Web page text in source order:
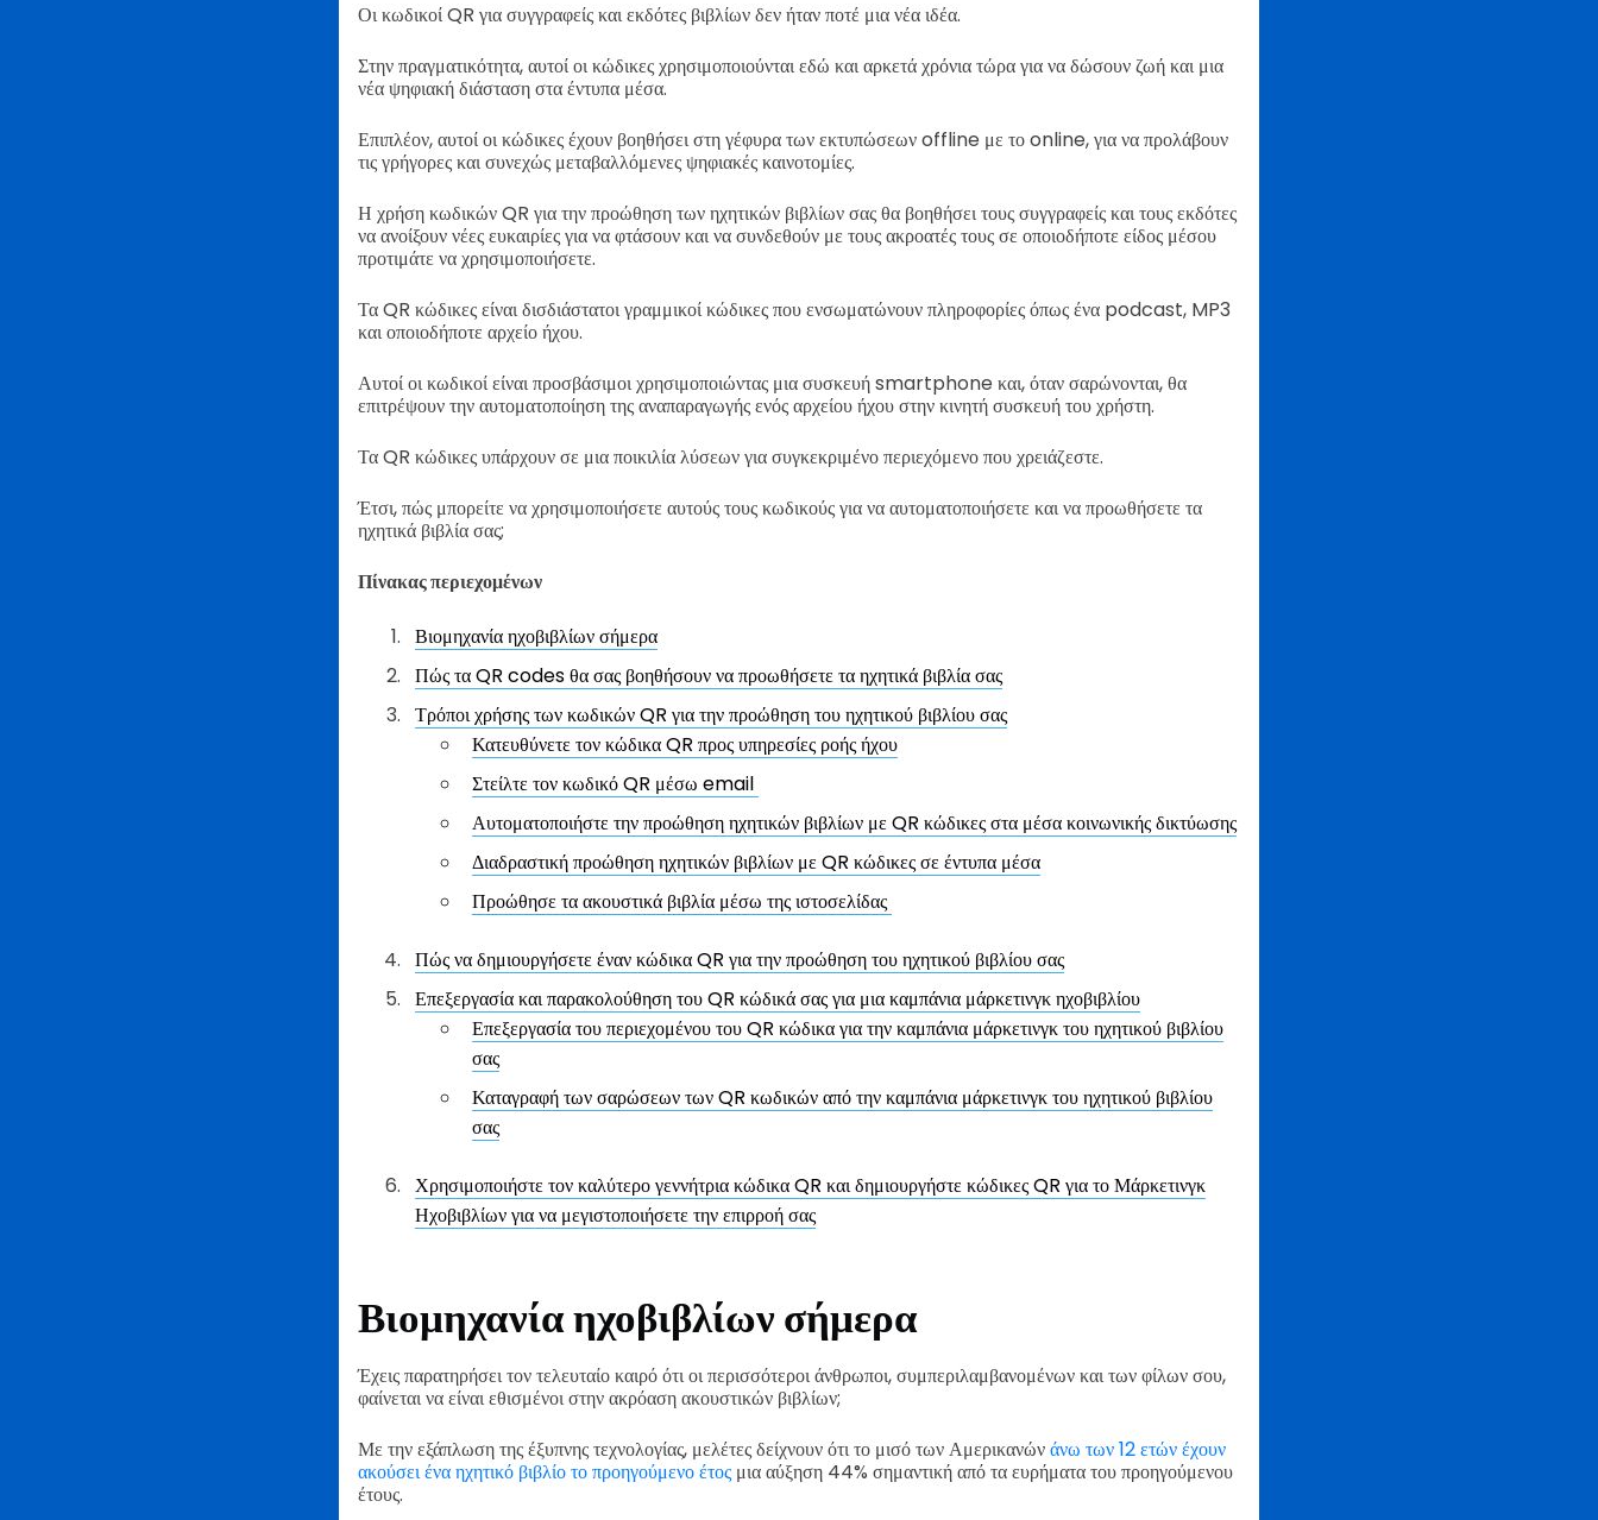
Οι κωδικοί QR για συγγραφείς και εκδότες βιβλίων δεν ήταν ποτέ μια νέα ιδέα.
Στην πραγματικότητα, αυτοί οι κώδικες χρησιμοποιούνται εδώ και αρκετά χρόνια τώρα για να δώσουν ζωή και μια
νέα ψηφιακή διάσταση στα έντυπα μέσα.
Επιπλέον, αυτοί οι κώδικες έχουν βοηθήσει στη γέφυρα των εκτυπώσεων offline με το online, για να προλάβουν
τις γρήγορες και συνεχώς μεταβαλλόμενες ψηφιακές καινοτομίες.
Η χρήση κωδικών QR για την προώθηση των ηχητικών βιβλίων σας θα βοηθήσει τους συγγραφείς και τους εκδότες
να ανοίξουν νέες ευκαιρίες για να φτάσουν και να συνδεθούν με τους ακροατές τους σε οποιοδήποτε είδος μέσου
προτιμάτε να χρησιμοποιήσετε.
Τα QR κώδικες είναι δισδιάστατοι γραμμικοί κώδικες που ενσωματώνουν πληροφορίες όπως ένα podcast, MP3
και οποιοδήποτε αρχείο ήχου.
Αυτοί οι κωδικοί είναι προσβάσιμοι χρησιμοποιώντας μια συσκευή smartphone και, όταν σαρώνονται, θα
επιτρέψουν την αυτοματοποίηση της αναπαραγωγής ενός αρχείου ήχου στην κινητή συσκευή του χρήστη.
Τα QR κώδικες υπάρχουν σε μια ποικιλία λύσεων για συγκεκριμένο περιεχόμενο που χρειάζεστε.
Έτσι, πώς μπορείτε να χρησιμοποιήσετε αυτούς τους κωδικούς για να αυτοματοποιήσετε και να προωθήσετε τα
ηχητικά βιβλία σας;
Πίνακας περιεχομένων
Βιομηχανία ηχοβιβλίων σήμερα
Πώς τα QR codes θα σας βοηθήσουν να προωθήσετε τα ηχητικά βιβλία σας
Τρόποι χρήσης των κωδικών QR για την προώθηση του ηχητικού βιβλίου σας
Κατευθύνετε τον κώδικα QR προς υπηρεσίες ροής ήχου
Στείλτε τον κωδικό QR μέσω email
Αυτοματοποιήστε την προώθηση ηχητικών βιβλίων με QR κώδικες στα μέσα κοινωνικής δικτύωσης
Διαδραστική προώθηση ηχητικών βιβλίων με QR κώδικες σε έντυπα μέσα
Προώθησε τα ακουστικά βιβλία μέσω της ιστοσελίδας
Πώς να δημιουργήσετε έναν κώδικα QR για την προώθηση του ηχητικού βιβλίου σας
Επεξεργασία και παρακολούθηση του QR κώδικά σας για μια καμπάνια μάρκετινγκ ηχοβιβλίου
Επεξεργασία του περιεχομένου του QR κώδικα για την καμπάνια μάρκετινγκ του ηχητικού βιβλίου
σας
Καταγραφή των σαρώσεων των QR κωδικών από την καμπάνια μάρκετινγκ του ηχητικού βιβλίου
σας
Χρησιμοποιήστε τον καλύτερο γεννήτρια κώδικα QR και δημιουργήστε κώδικες QR για το Μάρκετινγκ
Ηχοβιβλίων για να μεγιστοποιήσετε την επιρροή σας
Βιομηχανία ηχοβιβλίων σήμερα
Έχεις παρατηρήσει τον τελευταίο καιρό ότι οι περισσότεροι άνθρωποι, συμπεριλαμβανομένων και των φίλων σου,
φαίνεται να είναι εθισμένοι στην ακρόαση ακουστικών βιβλίων;
Με την εξάπλωση της έξυπνης τεχνολογίας, μελέτες δείχνουν ότι το μισό των Αμερικανώνάνω των 12 ετών έχουν
ακούσει ένα ηχητικό βιβλίο το προηγούμενο έτοςμια αύξηση 44% σημαντική από τα ευρήματα του προηγούμενου
έτους.